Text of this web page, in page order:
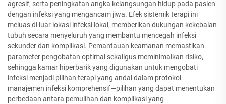
agresif, serta peningkatan angka kelangsungan hidup pada pasien
dengan infeksi yang mengancam jiwa. Efek sistemik terapi ini
meluas di luar lokasi infeksi lokal, memberikan dukungan kekebalan
tubuh secara menyeluruh yang membantu mencegah infeksi
sekunder dan komplikasi. Pemantauan keamanan memastikan
parameter pengobatan optimal sekaligus meminimalkan risiko,
sehingga kamar hiperbarik yang digunakan untuk mengobati
infeksi menjadi pilihan terapi yang andal dalam protokol
manajemen infeksi komprehensif—pilihan yang dapat menentukan
perbedaan antara pemulihan dan komplikasi yang